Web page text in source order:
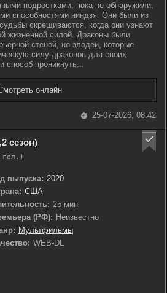
подростками, пока не обнаружили,
способностями ниндзя. Они были из
скрещиваются, когда они узнают
жизненной силой. Драконы были
стеной, но злодеи, которые
силу драконов для своих
способ проникнуть...
онлайн
25-07-2026, 08:42
сезон)
гол.)
выпуска: 2020
США
25 мин
(РФ): Неизвестно
Мультфильмы
WEB-DL